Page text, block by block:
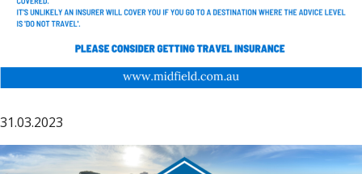
31.03.2023